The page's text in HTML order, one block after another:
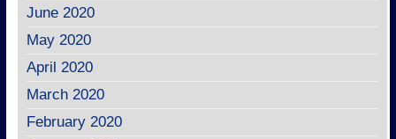
June 2020
May 2020
April 2020
March 2020
February 2020